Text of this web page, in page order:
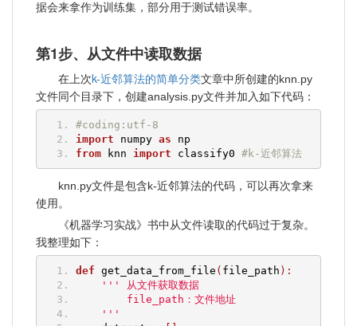
据会来拿作为训练集，部分用于测试错误率。
第1步、从文件中读取数据
在上次k-近邻算法的简单分类文章中所创建的knn.py
文件同个目录下，创建analysis.py文件并加入如下代码：
#coding:utf-8
import numpy as np
from knn import classify0 #k-近邻算法
knn.py文件是包含k-近邻算法的代码，可以再次拿来
使用。
《机器学习实战》书中从文件读取的代码过于复杂。
我整理如下：
def get_data_from_file ( file_path ):
''' 从文件获取数据
file_path：文件地址
'''